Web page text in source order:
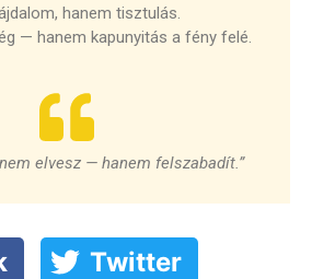
hanem tisztulás.
— hanem kapunyitás a fény felé.
elvesz — hanem felszabadít.”
Twitter